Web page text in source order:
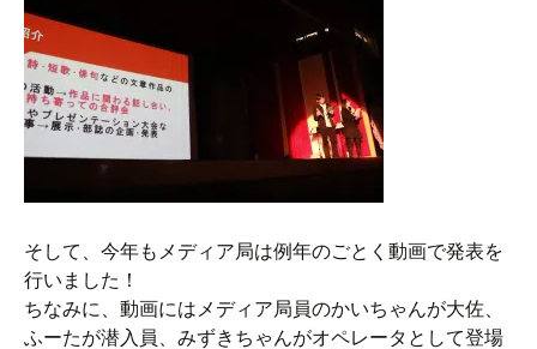
そして、今年もメディア局は例年のごとく動画で発表を
行いました！
ちなみに、動画にはメディア局員のかいちゃんが大佐、
ふーたが潜入員、みずきちゃんがオペレータとして登場